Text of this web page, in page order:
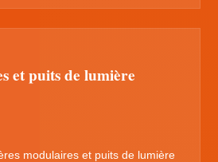
et puits de lumière
modulaires et puits de lumière